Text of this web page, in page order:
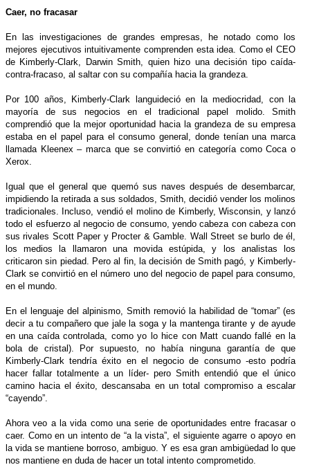
Caer, no fracasar
En las investigaciones de grandes empresas, he notado como los
mejores ejecutivos intuitivamente comprenden esta idea. Como el CEO
de Kimberly-Clark, Darwin Smith, quien hizo una decisión tipo caída-
contra-fracaso, al saltar con su compañía hacia la grandeza.
Por 100 años, Kimberly-Clark languideció en la mediocridad, con la
mayoría de sus negocios en el tradicional papel molido. Smith
comprendió que la mejor oportunidad hacia la grandeza de su empresa
estaba en el papel para el consumo general, donde tenían una marca
llamada Kleenex – marca que se convirtió en categoría como Coca o
Xerox.
Igual que el general que quemó sus naves después de desembarcar,
impidiendo la retirada a sus soldados, Smith, decidió vender los molinos
tradicionales. Incluso, vendió el molino de Kimberly, Wisconsin, y lanzó
todo el esfuerzo al negocio de consumo, yendo cabeza con cabeza con
sus rivales Scott Paper y Procter & Gamble. Wall Street se burlo de él,
los medios la llamaron una movida estúpida, y los analistas los
criticaron sin piedad. Pero al fin, la decisión de Smith pagó, y Kimberly-
Clark se convirtió en el número uno del negocio de papel para consumo,
en el mundo.
En el lenguaje del alpinismo, Smith removió la habilidad de “tomar” (es
decir a tu compañero que jale la soga y la mantenga tirante y de ayude
en una caída controlada, como yo lo hice con Matt cuando fallé en la
bola de cristal). Por supuesto, no había ninguna garantía de que
Kimberly-Clark tendría éxito en el negocio de consumo -esto podría
hacer fallar totalmente a un líder- pero Smith entendió que el único
camino hacia el éxito, descansaba en un total compromiso a escalar
“cayendo”.
Ahora veo a la vida como una serie de oportunidades entre fracasar o
caer. Como en un intento de “a la vista”, el siguiente agarre o apoyo en
la vida se mantiene borroso, ambiguo. Y es esa gran ambigüedad lo que
nos mantiene en duda de hacer un total intento comprometido.